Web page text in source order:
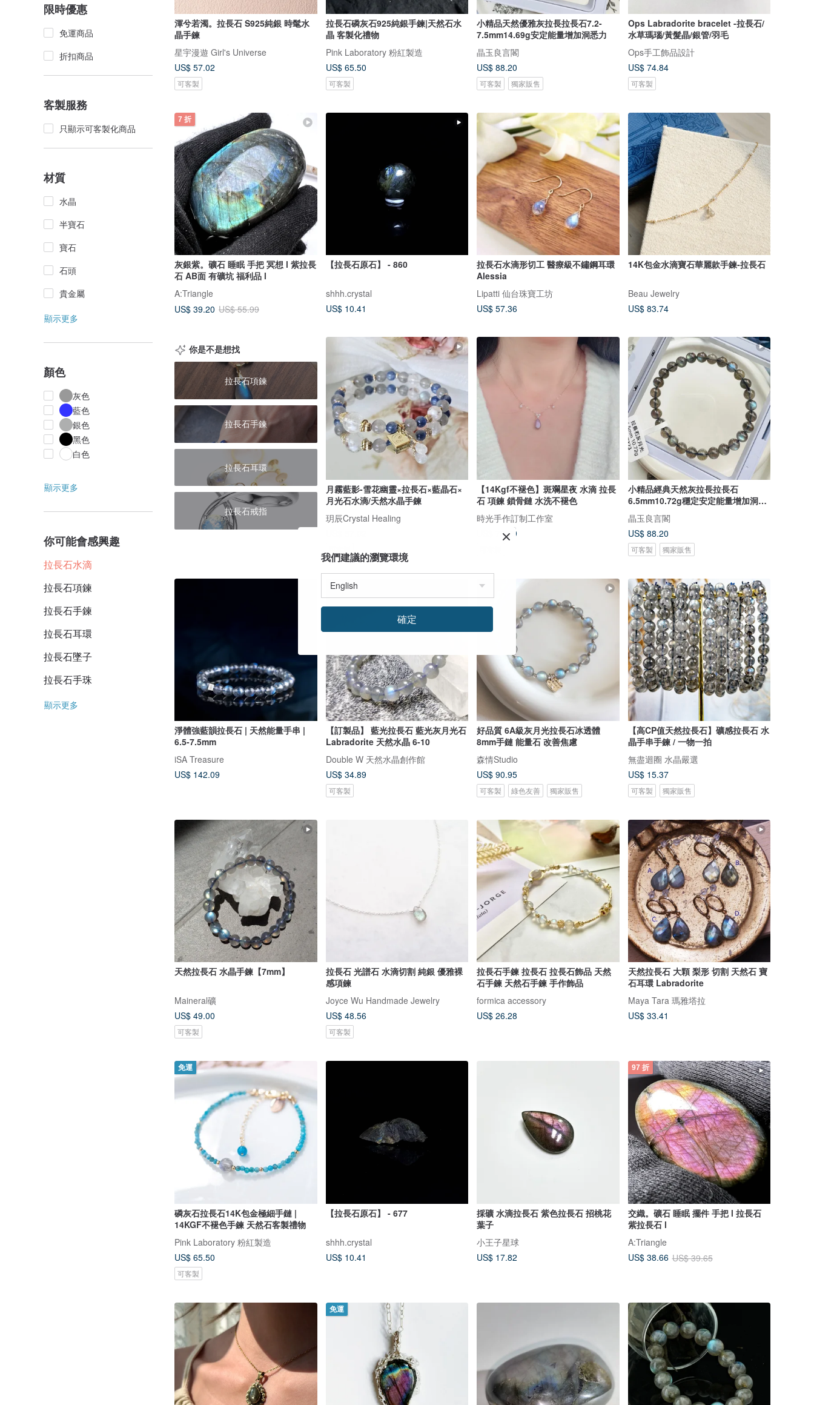
限時優惠
免運商品
折扣商品
客製服務
只顯示可客製化商品
材質
水晶
半寶石
寶石
石頭
貴金屬
顯示更多
顏色
灰色
藍色
銀色
黑色
白色
顯示更多
你可能會感興趣
拉長石水滴
拉長石項鍊
拉長石手鍊
拉長石耳環
拉長石墜子
拉長石手珠
顯示更多
渾兮若濁。拉長石 S925純銀 時髦水
晶手鍊
星宇漫遊 Girl's Universe
US$ 57.02
可客製
拉長石磷灰石925純銀手鍊|天然石水
晶 客製化禮物
Pink Laboratory 粉紅製造
US$ 65.50
可客製
小精品天然優雅灰拉長拉長石7.2-
7.5mm14.69g安定能量增加洞悉力
晶玉良言閣
US$ 88.20
可客製 獨家販售
Ops Labradorite bracelet -拉長石/
水草瑪瑙/黃髮晶/銀管/羽毛
Ops手工飾品設計
US$ 74.84
可客製
7 折
灰銀紫。礦石 睡眠 手把 冥想 l 紫拉長
石 AB面 有礦坑 福利品 l
A:Triangle
US$ 39.20 US$ 55.99
【拉長石原石】 - 860
shhh.crystal
US$ 10.41
拉長石水滴形切工 醫療級不鏽鋼耳環
Alessia
Lipatti 仙台珠寶工坊
US$ 57.36
14K包金水滴寶石華麗款手鍊-拉長石
Beau Jewelry
US$ 83.74
你是不是想找
拉長石項鍊
拉長石手鍊
拉長石耳環
拉長石戒指
月霧藍影-雪花幽靈×拉長石×藍晶石×
月光石水滴/天然水晶手鍊
玥辰Crystal Healing
【14Kgf不褪色】斑斕星夜 水滴 拉長
石 項鍊 鎖骨鏈 水洗不褪色
時光手作訂制工作室
US$ 79.29
小精品經典天然灰拉長拉長石
6.5mm10.72g穩定安定能量增加洞悉
晶玉良言閣
US$ 88.20
可客製 獨家販售
淨體強藍韻拉長石 | 天然能量手串 |
6.5-7.5mm
iSA Treasure
US$ 142.09
【訂製品】 藍光拉長石 藍光灰月光石
Labradorite 天然水晶 6-10
Double W 天然水晶創作館
US$ 34.89
可客製
好品質 6A級灰月光拉長石冰透體
8mm手鏈 能量石 改善焦慮
森情Studio
US$ 90.95
可客製 綠色友善 獨家販售
【高CP值天然拉長石】礦感拉長石 水
晶手串手鍊 / 一物一拍
無盡迴圈 水晶嚴選
US$ 15.37
可客製 獨家販售
天然拉長石 水晶手鍊【7mm】
Maineral礦
US$ 49.00
可客製
拉長石 光譜石 水滴切割 純銀 優雅裸
感項鍊
Joyce Wu Handmade Jewelry
US$ 48.56
可客製
拉長石手鍊 拉長石 拉長石飾品 天然
石手鍊 天然石手鍊 手作飾品
formica accessory
US$ 26.28
天然拉長石 大顆 梨形 切割 天然石 寶
石耳環 Labradorite
Maya Tara 瑪雅塔拉
US$ 33.41
免運
磷灰石拉長石14K包金極細手鏈 |
14KGF不褪色手鍊 天然石客製禮物
Pink Laboratory 粉紅製造
US$ 65.50
可客製
【拉長石原石】 - 677
shhh.crystal
US$ 10.41
採礦 水滴拉長石 紫色拉長石 招桃花
葉子
小王子星球
US$ 17.82
97 折
交織。礦石 睡眠 擺件 手把 l 拉長石
紫拉長石 l
A:Triangle
US$ 38.66 US$ 39.65
免運
我們建議的瀏覽環境
確定